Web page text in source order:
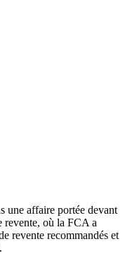
une affaire portée devant
revente, où la FCA a
revente recommandés et